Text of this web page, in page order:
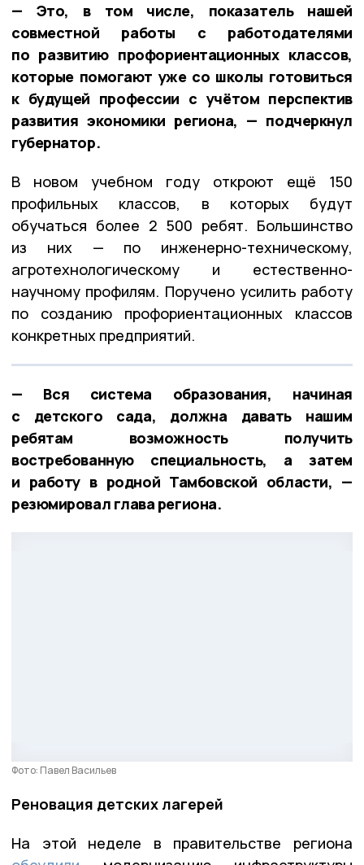
— Это, в том числе, показатель нашей
совместной работы с работодателями
по развитию профориентационных классов,
которые помогают уже со школы готовиться
к будущей профессии с учётом перспектив
развития экономики региона, — подчеркнул
губернатор.
В новом учебном году откроют ещё 150
профильных классов, в которых будут
обучаться более 2 500 ребят. Большинство
из них — по инженерно-техническому,
агротехнологическому и естественно-
научному профилям. Поручено усилить работу
по созданию профориентационных классов
конкретных предприятий.
— Вся система образования, начиная
с детского сада, должна давать нашим
ребятам возможность получить
востребованную специальность, а затем
и работу в родной Тамбовской области, —
резюмировал глава региона.
Фото: Павел Васильев
Реновация детских лагерей
На этой неделе в правительстве региона